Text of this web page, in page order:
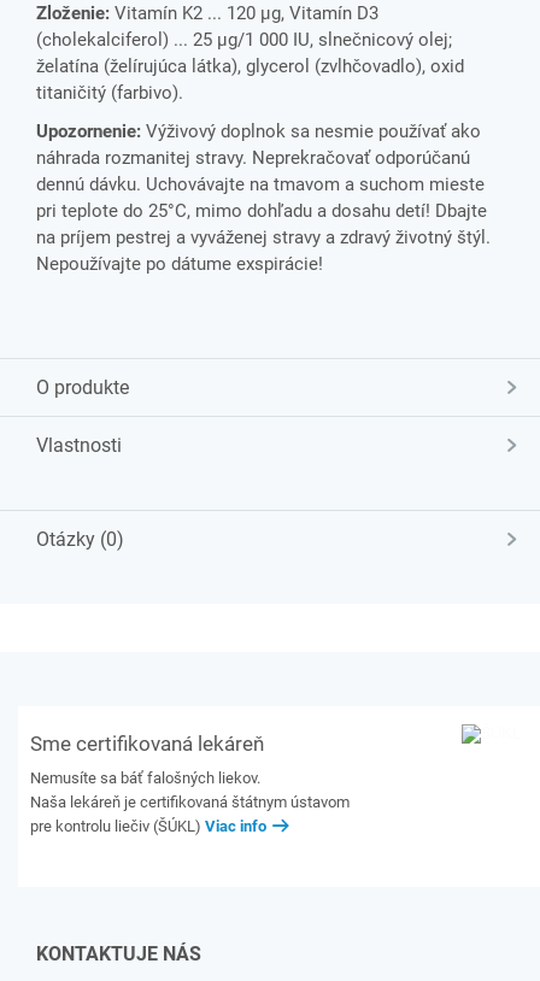
Zloženie: Vitamín K2 ... 120 μg, Vitamín D3
(cholekalciferol) ... 25 μg/1 000 IU, slnečnicový olej;
želatína (želírujúca látka), glycerol (zvlhčovadlo), oxid
titaničitý (farbivo).
Upozornenie: Výživový doplnok sa nesmie používať ako
náhrada rozmanitej stravy. Neprekračovať odporúčanú
dennú dávku. Uchovávajte na tmavom a suchom mieste
pri teplote do 25°C, mimo dohľadu a dosahu detí! Dbajte
na príjem pestrej a vyváženej stravy a zdravý životný štýl.
Nepoužívajte po dátume exspirácie!
O produkte
Vlastnosti
Otázky (0)
Sme certifikovaná lekáreň
Nemusíte sa báť falošných liekov.
Naša lekáreň je certifikovaná štátnym ústavom
pre kontrolu liečiv (ŠÚKL) Viac info
KONTAKTUJE NÁS